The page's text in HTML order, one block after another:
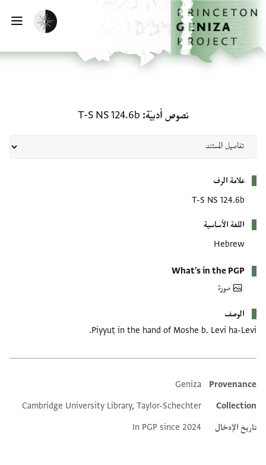
إلى المحتوى الرئيسي
الرئيسية
تفعيل الوضع المظلم
نصوص أدبيّة T-S NS 124.6b
علامة الرف
T-S NS 124.6b
اللغة الأساسية
Hebrew
What's in the PGP
صورة
الوصف
Piyyuṭ in the hand of Moshe b. Levi ha-Levi.
Additional metadata
Provenance
Geniza
Collection
Cambridge University Library, Taylor-Schechter
تاريخ الإدخال
In PGP since 2024